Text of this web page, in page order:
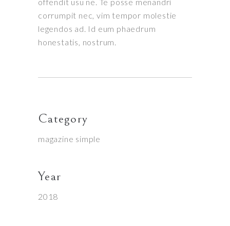
corrumpit nec, vim tempor molestie
legendos ad. Id eum phaedrum
honestatis, nostrum.
Category
magazine simple
Year
2018